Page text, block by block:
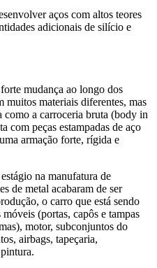
aços com altos teores
adicionais de silício e
mudança ao longo dos
materiais diferentes, mas
como a carroceria bruta (body in
com peças estampadas de aço
armação forte, rígida e
na manufatura de
de metal acabaram de ser
o carro que está sendo
(portas, capôs e tampas
motor, subconjuntos do
airbags, tapeçaria,